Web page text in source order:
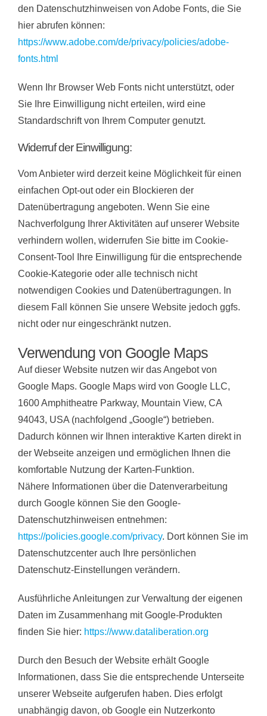
den Datenschutzhinweisen von Adobe Fonts, die Sie
hier abrufen können:
https://www.adobe.com/de/privacy/policies/adobe-
fonts.html
Wenn Ihr Browser Web Fonts nicht unterstützt, oder
Sie Ihre Einwilligung nicht erteilen, wird eine
Standardschrift von Ihrem Computer genutzt.
Widerruf der Einwilligung:
Vom Anbieter wird derzeit keine Möglichkeit für einen
einfachen Opt-out oder ein Blockieren der
Datenübertragung angeboten. Wenn Sie eine
Nachverfolgung Ihrer Aktivitäten auf unserer Website
verhindern wollen, widerrufen Sie bitte im Cookie-
Consent-Tool Ihre Einwilligung für die entsprechende
Cookie-Kategorie oder alle technisch nicht
notwendigen Cookies und Datenübertragungen. In
diesem Fall können Sie unsere Website jedoch ggfs.
nicht oder nur eingeschränkt nutzen.
Verwendung von Google Maps
Auf dieser Website nutzen wir das Angebot von
Google Maps. Google Maps wird von Google LLC,
1600 Amphitheatre Parkway, Mountain View, CA
94043, USA (nachfolgend „Google“) betrieben.
Dadurch können wir Ihnen interaktive Karten direkt in
der Webseite anzeigen und ermöglichen Ihnen die
komfortable Nutzung der Karten-Funktion.
Nähere Informationen über die Datenverarbeitung
durch Google können Sie den Google-
Datenschutzhinweisen entnehmen:
https://policies.google.com/privacy. Dort können Sie im
Datenschutzcenter auch Ihre persönlichen
Datenschutz-Einstellungen verändern.
Ausführliche Anleitungen zur Verwaltung der eigenen
Daten im Zusammenhang mit Google-Produkten
finden Sie hier: https://www.dataliberation.org
Durch den Besuch der Website erhält Google
Informationen, dass Sie die entsprechende Unterseite
unserer Webseite aufgerufen haben. Dies erfolgt
unabhängig davon, ob Google ein Nutzerkonto